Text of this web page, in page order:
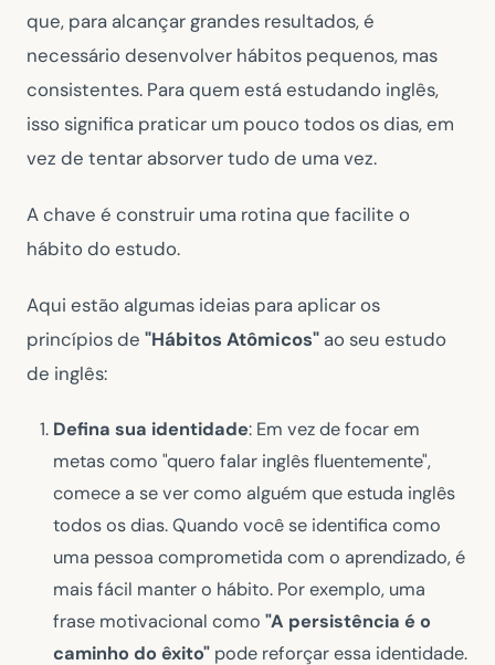
que, para alcançar grandes resultados, é
necessário desenvolver hábitos pequenos, mas
consistentes. Para quem está estudando inglês,
isso significa praticar um pouco todos os dias, em
vez de tentar absorver tudo de uma vez.
A chave é construir uma rotina que facilite o
hábito do estudo.
Aqui estão algumas ideias para aplicar os
princípios de "Hábitos Atômicos" ao seu estudo
de inglês:
Defina sua identidade: Em vez de focar em
metas como "quero falar inglês fluentemente",
comece a se ver como alguém que estuda inglês
todos os dias. Quando você se identifica como
uma pessoa comprometida com o aprendizado, é
mais fácil manter o hábito. Por exemplo, uma
frase motivacional como "A persistência é o
caminho do êxito" pode reforçar essa identidade.